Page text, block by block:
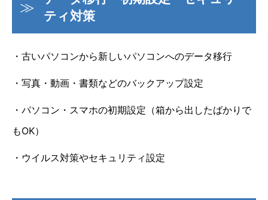
ティ対策
・古いパソコンから新しいパソコンへのデータ移行
・写真・動画・書類などのバックアップ設定
・パソコン・スマホの初期設定（箱から出したばかりで
もOK）
・ウイルス対策やセキュリティ設定